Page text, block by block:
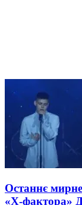
Останнє мирне
«Х-фактора»